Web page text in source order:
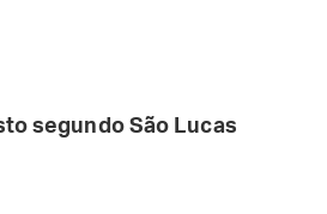
segundo São Lucas